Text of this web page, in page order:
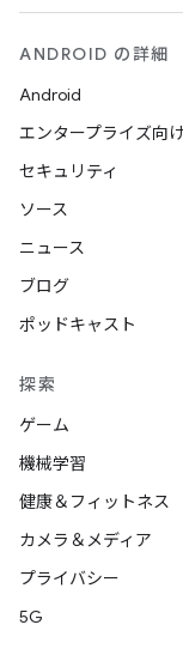
ANDROID の詳細
Android
エンタープライズ向
セキュリティ
ソース
ニュース
ブログ
ポッドキャスト
探索
ゲーム
機械学習
健康＆フィットネス
カメラ＆メディア
プライバシー
5G